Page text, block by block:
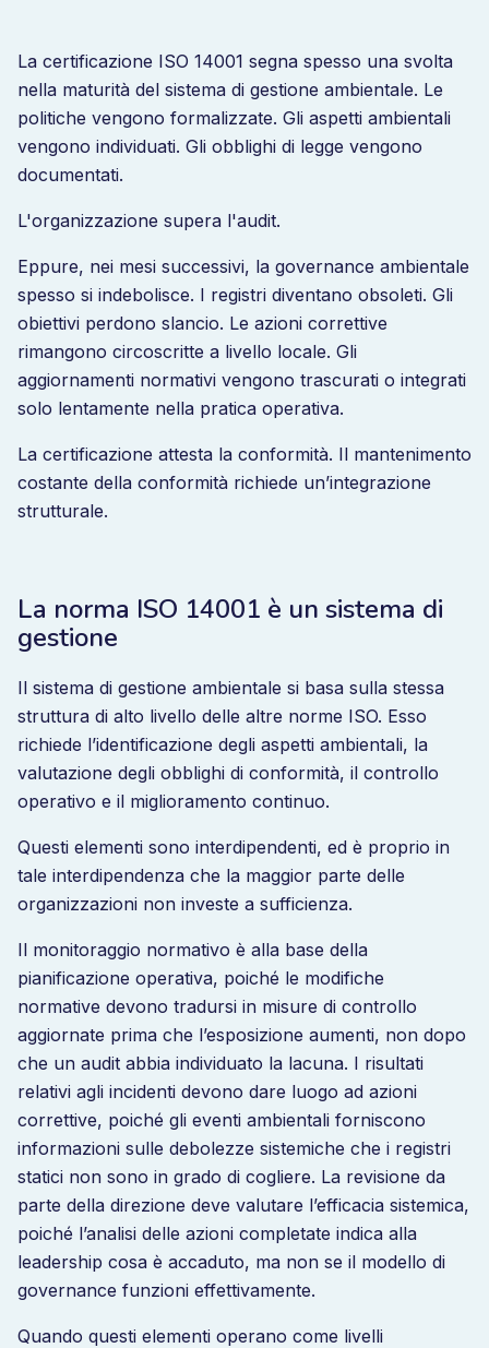
La certificazione ISO 14001 segna spesso una svolta
nella maturità del sistema di gestione ambientale. Le
politiche vengono formalizzate. Gli aspetti ambientali
vengono individuati. Gli obblighi di legge vengono
documentati.
L'organizzazione supera l'audit.
Eppure, nei mesi successivi, la governance ambientale
spesso si indebolisce. I registri diventano obsoleti. Gli
obiettivi perdono slancio. Le azioni correttive
rimangono circoscritte a livello locale. Gli
aggiornamenti normativi vengono trascurati o integrati
solo lentamente nella pratica operativa.
La certificazione attesta la conformità. Il mantenimento
costante della conformità richiede un’integrazione
strutturale.
La norma ISO 14001 è un sistema di
gestione
Il sistema di gestione ambientale si basa sulla stessa
struttura di alto livello delle altre norme ISO. Esso
richiede l’identificazione degli aspetti ambientali, la
valutazione degli obblighi di conformità, il controllo
operativo e il miglioramento continuo.
Questi elementi sono interdipendenti, ed è proprio in
tale interdipendenza che la maggior parte delle
organizzazioni non investe a sufficienza.
Il monitoraggio normativo è alla base della
pianificazione operativa, poiché le modifiche
normative devono tradursi in misure di controllo
aggiornate prima che l’esposizione aumenti, non dopo
che un audit abbia individuato la lacuna. I risultati
relativi agli incidenti devono dare luogo ad azioni
correttive, poiché gli eventi ambientali forniscono
informazioni sulle debolezze sistemiche che i registri
statici non sono in grado di cogliere. La revisione da
parte della direzione deve valutare l’efficacia sistemica,
poiché l’analisi delle azioni completate indica alla
leadership cosa è accaduto, ma non se il modello di
governance funzioni effettivamente.
Quando questi elementi operano come livelli